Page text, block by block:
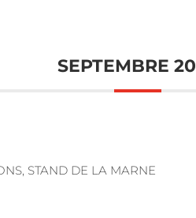
SEPTEMBRE
STAND DE LA MARNE